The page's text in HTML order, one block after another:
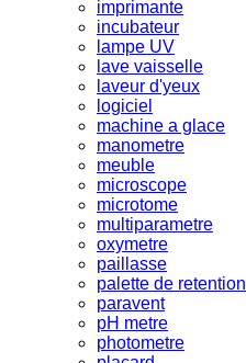
imprimante
incubateur
lampe UV
lave vaisselle
laveur d'yeux
logiciel
machine a glace
manometre
meuble
microscope
microtome
multiparametre
oxymetre
paillasse
palette de retention
paravent
pH metre
photometre